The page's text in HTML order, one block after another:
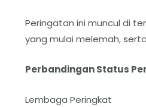
Peringatan ini muncul di
yang mulai melemah,
Perbandingan Status
Lembaga Peringkat